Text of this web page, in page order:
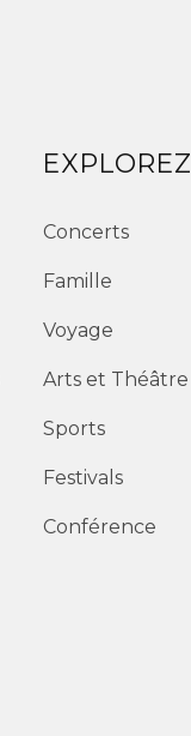
EXPLOREZ
Concerts
Famille
Voyage
Arts et Théâtre
Sports
Festivals
Conférence